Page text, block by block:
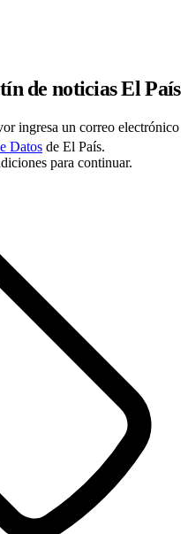
de noticias El País
ingresa un correo electrónico
Datos de El País.
para continuar.